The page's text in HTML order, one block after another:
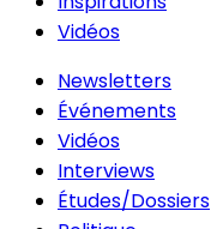
Vidéos
Newsletters
Événements
Vidéos
Interviews
Études/Dossiers